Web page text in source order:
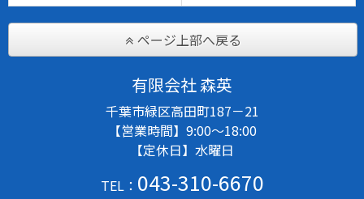
ページ上部へ戻る
有限会社 森英
千葉市緑区高田町187－21
【営業時間】9:00～18:00
【定休日】水曜日
TEL： 043-310-6670